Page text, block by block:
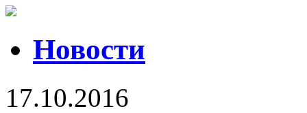
Новости
17.10.2016